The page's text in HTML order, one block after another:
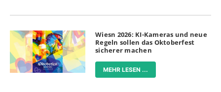
Wiesn 2026: KI-Kameras und neue
Regeln sollen das Oktoberfest
sicherer machen
MEHR LESEN ...